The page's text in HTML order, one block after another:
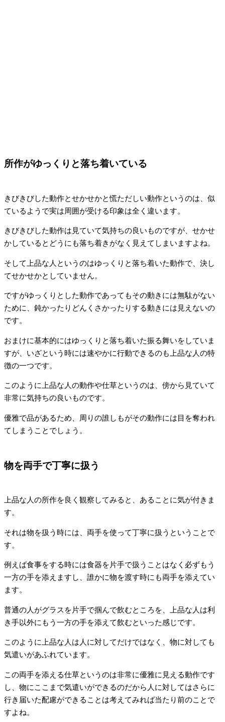
所作がゆっくりと落ち着いている
きびきびした動作とせかせかと慌ただしい動作というのは、似
ているようで実は周囲が受ける印象は全く違います。
きびきびした動作は見ていて気持ちの良いものですが、せかせ
かしているとどうにも落ち着きがなく見えてしまいますよね。
そして上品な人というのはゆっくりと落ち着いた動作で、決し
てせかせかとしていません。
ですがゆっくりとした動作であってもその動きには無駄がない
ために、鈍かったりどんくさかったりする動きには見えないの
です。
おまけに基本的にはゆっくりと落ち着いた振る舞いをしていま
すが、いざという時には速やかに行動できるのも上品な人の特
徴の一つです。
このように上品な人の動作や仕草というのは、傍から見ていて
非常に気持ちの良いものです。
優雅で品があるため、周りの誰しもがその動作には目を奪われ
てしまうことでしょう。
物を両手で丁寧に扱う
上品な人の所作を良く観察してみると、あることに気が付きま
す。
それは物を扱う時には、両手を使って丁寧に扱うということで
す。
例えば食事をする時には食器を片手で扱うことはなく必ずもう
一方の手を添えますし、誰かに物を渡す時にも両手を添えてい
ます。
普通の人がグラスを片手で掴んで飲むところを、上品な人は利
き手以外にもう一方の手を添えて飲むといった感じです。
このように上品な人は人に対してだけではなく、物に対しても
気遣いがあふれています。
この両手を添える仕草というのは非常に優雅に見える動作です
し、物にここまで気遣いができるのだから人に対してはさらに
行き届いた配慮ができることは考えてみれば当たり前のことで
すよね。